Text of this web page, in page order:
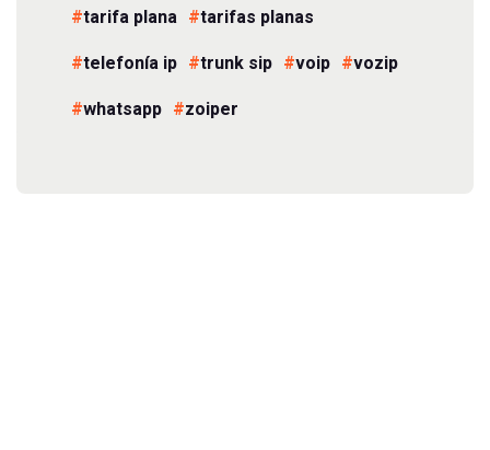
tarifa plana
tarifas planas
telefonía ip
trunk sip voip
vozip
whatsapp
zoiper